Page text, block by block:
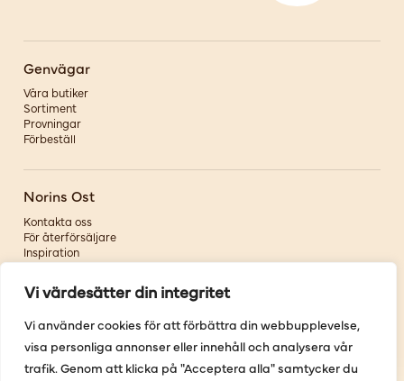
Vi värdesätter din integritet
Vi använder cookies för att förbättra din webbupplevelse,
visa personliga annonser eller innehåll och analysera vår
trafik. Genom att klicka på "Acceptera alla" samtycker du
Genvägar
Våra butiker
Sortiment
Provningar
Förbeställ
Norins Ost
Kontakta oss
För återförsäljare
Inspiration
Om oss
Följ oss
Facebook
Instagram